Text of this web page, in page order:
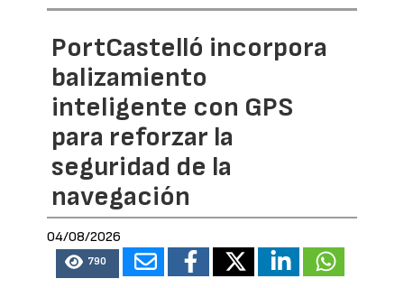
PortCastelló incorpora
balizamiento
inteligente con GPS
para reforzar la
seguridad de la
navegación
04/08/2026
790